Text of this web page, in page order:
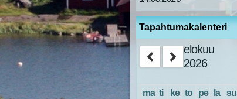
Tapahtumakalenteri
elokuu
2026
ma ti ke to pe la
su